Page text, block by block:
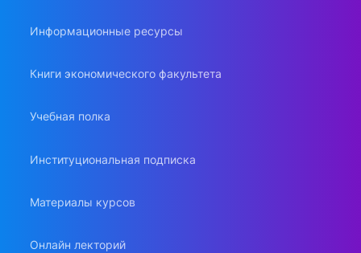
Информационные ресурсы
Книги экономического факультета
Учебная полка
Институциональная подписка
Материалы курсов
Онлайн лекторий